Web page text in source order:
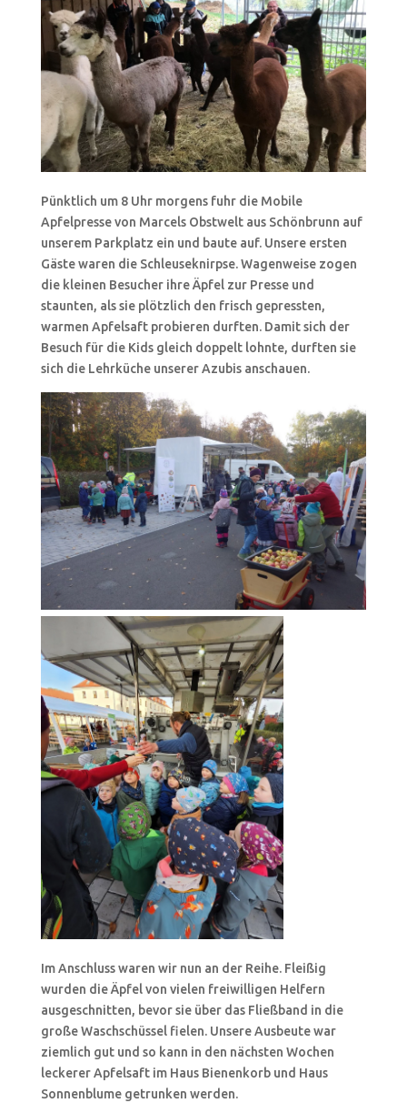
Pünktlich um 8 Uhr morgens fuhr die Mobile
Apfelpresse von Marcels Obstwelt aus Schönbrunn auf
unserem Parkplatz ein und baute auf. Unsere ersten
Gäste waren die Schleuseknirpse. Wagenweise zogen
die kleinen Besucher ihre Äpfel zur Presse und
staunten, als sie plötzlich den frisch gepressten,
warmen Apfelsaft probieren durften. Damit sich der
Besuch für die Kids gleich doppelt lohnte, durften sie
sich die Lehrküche unserer Azubis anschauen.
Im Anschluss waren wir nun an der Reihe. Fleißig
wurden die Äpfel von vielen freiwilligen Helfern
ausgeschnitten, bevor sie über das Fließband in die
große Waschschüssel fielen. Unsere Ausbeute war
ziemlich gut und so kann in den nächsten Wochen
leckerer Apfelsaft im Haus Bienenkorb und Haus
Sonnenblume getrunken werden.